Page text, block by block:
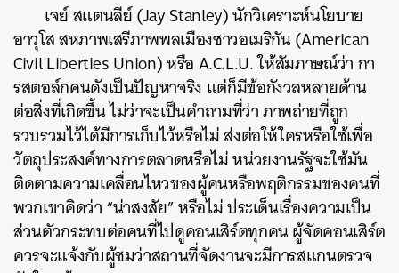
เจย์ สแตนลีย์ (Jay Stanley) นักวิเคราะห์นโยบาย
อาวุโส สหภาพเสรีภาพพลเมืองชาวอเมริกัน (American
Civil Liberties Union) หรือ A.C.L.U. ให้สัมภาษณ์ว่า กา
รสตอล์กคนดังเป็นปัญหาจริง แต่ก็มีข้อกังวลหลายด้าน
ต่อสิ่งที่เกิดขึ้น ไม่ว่าจะเป็นคำถามที่ว่า ภาพถ่ายที่ถูก
รวบรวมไว้ได้มีการเก็บไว้หรือไม่ ส่งต่อให้ใครหรือใช้เพื่อ
วัตถุประสงค์ทางการตลาดหรือไม่ หน่วยงานรัฐจะใช้มัน
ติดตามความเคลื่อนไหวของผู้คนหรือพฤติกรรมของคนที่
พวกเขาคิดว่า “น่าสงสัย” หรือไม่ ประเด็นเรื่องความเป็น
ส่วนตัวกระทบต่อคนที่ไปดูคอนเสิร์ตทุกคน ผู้จัดคอนเสิร์ต
ควรจะแจ้งกับผู้ชมว่าสถานที่จัดงานจะมีการสแกนตรวจ